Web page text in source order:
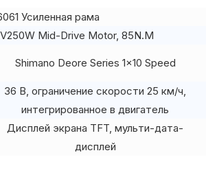
Усиленная рама
Mid-Drive Motor, 85N.M
Shimano Deore Series 1x10 Speed
36 В, ограничение скорости 25 км/ч,
интегрированное в двигатель
Дисплей экрана TFT, мульти-дата-
дисплей